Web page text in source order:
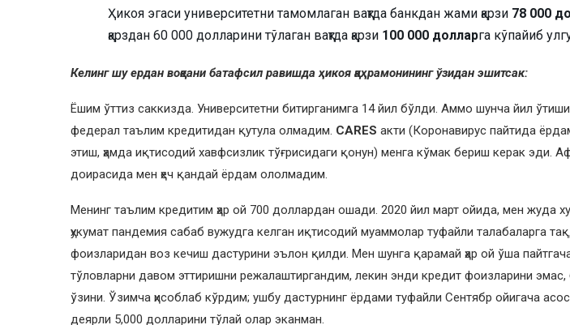
Ҳикоя эгаси университетни тамомлаган вақтда банкдан жами қарзи 78 000
қарздан 60 000 долларини тўлаган вақтда қарзи 100 000 долларга кўпайиб
Келинг шу ердан воқеани батафсил равишда ҳикоя қаҳрамонининг ўзидан эшитсак:
Ёшим ўттиз саккизда. Университетни битирганимга 14 йил бўлди. Аммо шунча йил
федерал таълим кредитидан қутула олмадим. CARES акти (Коронавирус пайтида
этиш, ҳамда иқтисодий хавфсизлик тўғрисидаги қонун) менга кўмак бериш керак эди.
доирасида мен ҳеч қандай ёрдам ололмадим.
Менинг таълим кредитим ҳар ой 700 доллардан ошади. 2020 йил март ойида, мен жуда
ҳукумат пандемия сабаб вужудга келган иқтисодий муаммолар туфайли талабаларга
фоизларидан воз кечиш дастурини эълон қилди. Мен шунга қарамай ҳар ой ўша
тўловларни давом эттиришни режалаштиргандим, лекин энди кредит фоизларини эмас,
ўзини. Ўзимча ҳисоблаб кўрдим; ушбу дастурнинг ёрдами туфайли Сентябр ойигача
деярли 5,000 долларини тўлай олар эканман.